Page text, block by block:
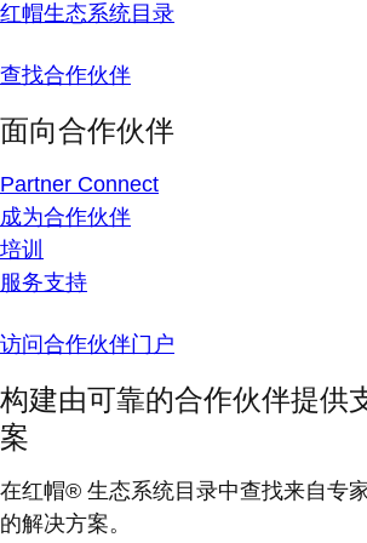
红帽生态系统目录
查找合作伙伴
面向合作伙伴
Partner Connect
成为合作伙伴
培训
服务支持
访问合作伙伴门户
构建由可靠的合作伙伴提供
案
在红帽® 生态系统目录中查找来自专
的解决方案。